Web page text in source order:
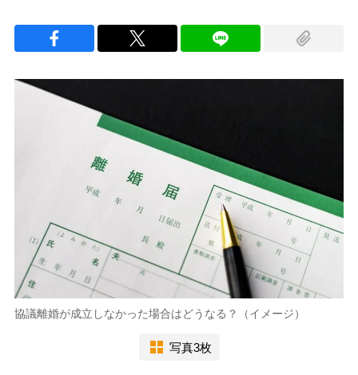
協議離婚が成立しなかった場合はどうなる？（イメージ）
写真3枚